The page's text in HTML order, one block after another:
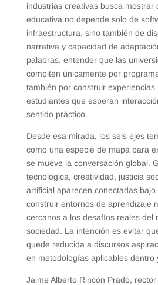
industrias creativas busca mostrar
educativa no depende solo de
infraestructura, sino también de
narrativa y capacidad de
palabras, entender que las
compiten únicamente por
también por construir experiencias
estudiantes que esperan
sentido práctico.
Desde esa mirada, los seis ejes
como una especie de mapa para
se mueve la conversación global.
tecnológica, creatividad, justicia
artificial aparecen conectadas
construir entornos de aprendizaje
cercanos a los desafíos reales del
sociedad. La intención es evitar
quede reducida a discursos
en metodologías aplicables dentro
Jaime Alberto Rincón Prado,